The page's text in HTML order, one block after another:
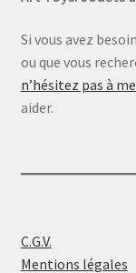
Si vous avez
ou que vous
n’hésitez pas à
aider.
C.G.V.
Mentions légales